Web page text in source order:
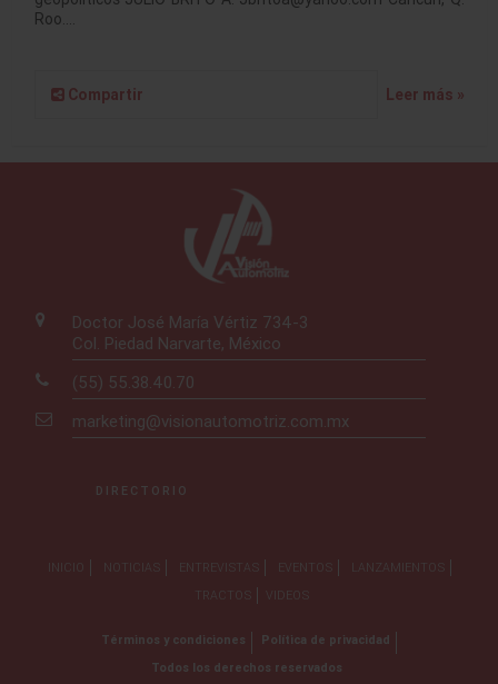
Roo.…
Compartir Leer más »
Doctor José María Vértiz 734-3
Col. Piedad Narvarte, México
(55) 55.38.40.70
marketing@visionautomotriz.com.mx
DIRECTORIO
INICIO NOTICIAS ENTREVISTAS EVENTOS
LANZAMIENTOS
TRACTOS
VIDEOS
Términos y condiciones
Política de privacidad
Todos los derechos reservados